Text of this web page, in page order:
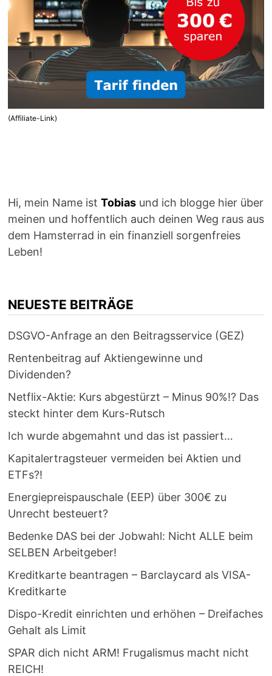
(Affiliate-Link)
Hi, mein Name ist Tobiasund ich blogge hier über
meinen und hoffentlich auch deinen Weg raus aus
dem Hamsterrad in ein finanziell sorgenfreies
Leben!
NEUESTE BEITRÄGE
DSGVO-Anfrage an den Beitragsservice (GEZ)
Rentenbeitrag auf Aktiengewinne und
Dividenden?
Netflix-Aktie: Kurs abgestürzt – Minus 90%!? Das
steckt hinter dem Kurs-Rutsch
Ich wurde abgemahnt und das ist passiert…
Kapitalertragsteuer vermeiden bei Aktien und
ETFs?!
Energiepreispauschale (EEP) über 300€ zu
Unrecht besteuert?
Bedenke DAS bei der Jobwahl: Nicht ALLE beim
SELBEN Arbeitgeber!
Kreditkarte beantragen – Barclaycard als VISA-
Kreditkarte
Dispo-Kredit einrichten und erhöhen – Dreifaches
Gehalt als Limit
SPAR dich nicht ARM! Frugalismus macht nicht
REICH!